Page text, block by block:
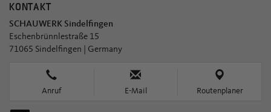
KONTAKT
SCHAUWERK Sindelfingen
Eschenbrünnlestraße 15
71065 Sindelfingen | Germany
Anruf E-Mail Routenplaner